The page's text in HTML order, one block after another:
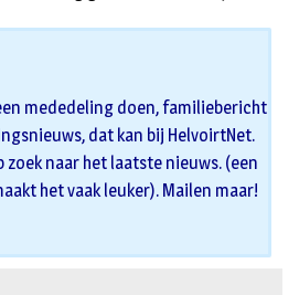
mededeling doen, familiebericht
dat kan bij HelvoirtNet.
zoek naar het laatste nieuws. (een
het vaak leuker). Mailen maar!